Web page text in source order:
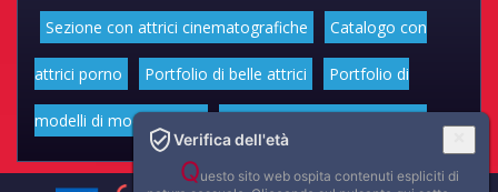
Sezione con attrici cinematografiche Catalogo con
attrici porno Portfolio di belle attrici Portfolio di
modelli di moda volgari
Verifica dell'età
Questo sito web ospita contenuti espliciti di